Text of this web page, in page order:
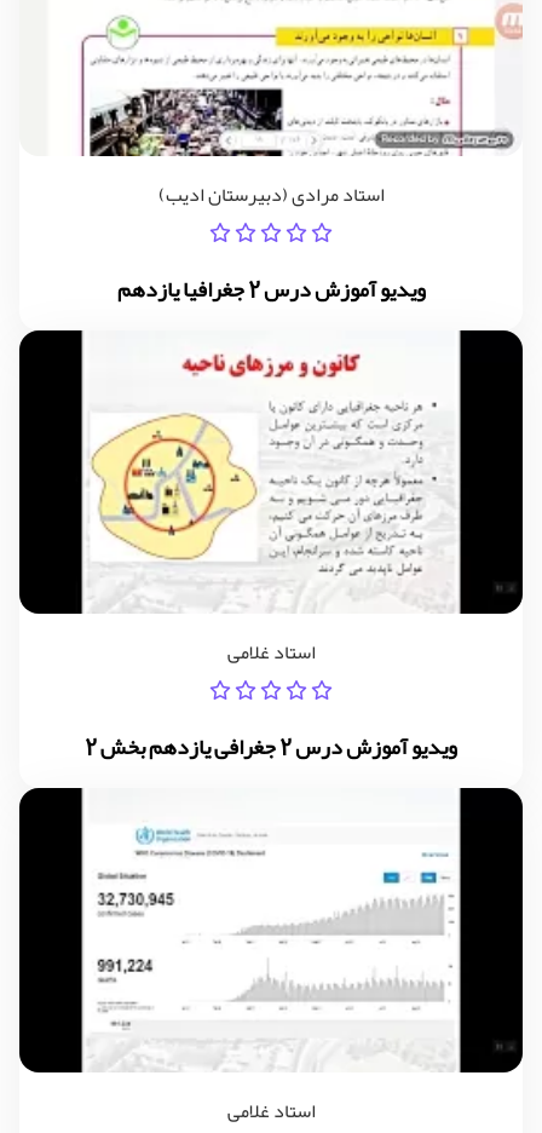
استاد مرادی (دبیرستان ادیب)
ویدیو آموزش درس 2 جغرافیا یازدهم
استاد غلامی
ویدیو آموزش درس 2 جغرافی یازدهم بخش 2
استاد غلامی